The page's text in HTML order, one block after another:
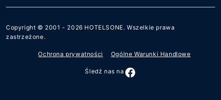
Copyright © 2001 - 2026 HOTELSONE. Wszelkie prawa
zastrzeżone.
Ochrona prywatności Ogólne Warunki Handlowe
Śledź nas na